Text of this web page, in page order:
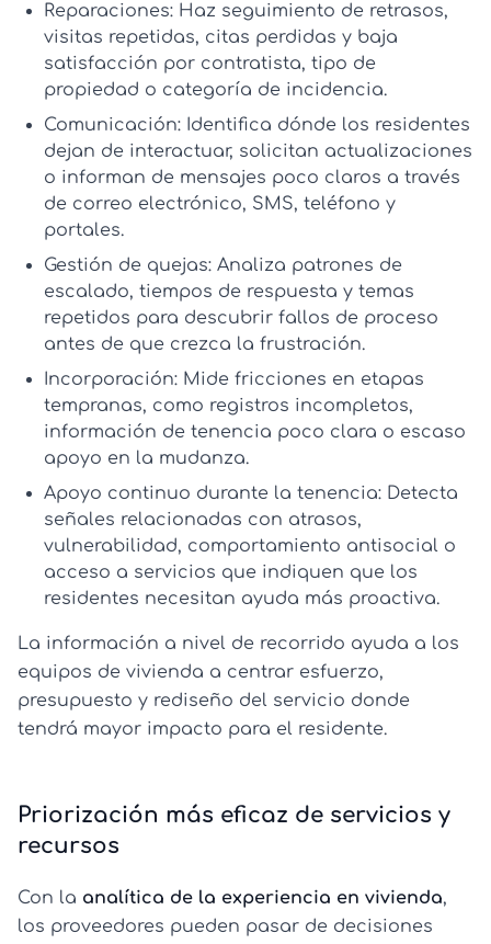
Reparaciones: Haz seguimiento de retrasos,
visitas repetidas, citas perdidas y baja
satisfacción por contratista, tipo de
propiedad o categoría de incidencia.
Comunicación: Identifica dónde los residentes
dejan de interactuar, solicitan actualizaciones
o informan de mensajes poco claros a través
de correo electrónico, SMS, teléfono y
portales.
Gestión de quejas: Analiza patrones de
escalado, tiempos de respuesta y temas
repetidos para descubrir fallos de proceso
antes de que crezca la frustración.
Incorporación: Mide fricciones en etapas
tempranas, como registros incompletos,
información de tenencia poco clara o escaso
apoyo en la mudanza.
Apoyo continuo durante la tenencia: Detecta
señales relacionadas con atrasos,
vulnerabilidad, comportamiento antisocial o
acceso a servicios que indiquen que los
residentes necesitan ayuda más proactiva.
La información a nivel de recorrido ayuda a los
equipos de vivienda a centrar esfuerzo,
presupuesto y rediseño del servicio donde
tendrá mayor impacto para el residente.
Priorización más eficaz de servicios y
recursos
Con la analítica de la experiencia en vivienda,
los proveedores pueden pasar de decisiones